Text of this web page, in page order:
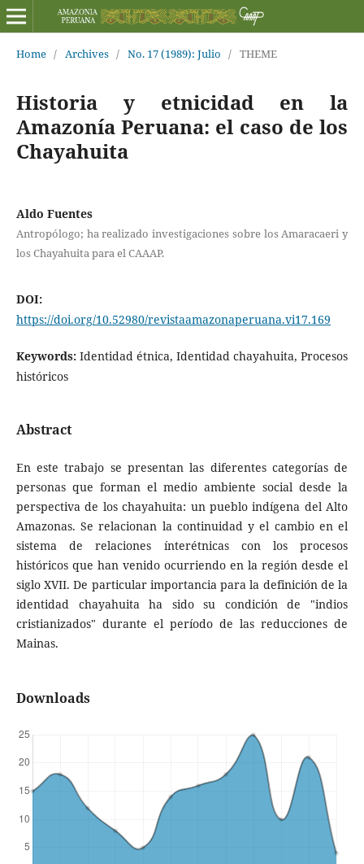
Home / Archives / No. 17 (1989): Julio / THEME
Historia y etnicidad en la
Amazonía Peruana: el caso de los
Chayahuita
Aldo Fuentes
Antropólogo; ha realizado investigaciones sobre los Amaracaeri y
los Chayahuita para el CAAAP.
DOI:
https://doi.org/10.52980/revistaamazonaperuana.vi17.169
Keywords: Identidad étnica, Identidad chayahuita, Procesos
históricos
Abstract
En este trabajo se presentan las diferentes categorías de
personas que forman el medio ambiente social desde la
perspectiva de los chayahuita: un pueblo indígena del Alto
Amazonas. Se relacionan la continuidad y el cambio en el
sistema de relaciones ínterétnicas con los procesos
históricos que han venido ocurriendo en la región desde el
siglo XVII. De particular importancia para la definición de la
identidad chayahuita ha sido su condición de "indios
cristianizados" durante el período de las reducciones de
Mainas.
Downloads